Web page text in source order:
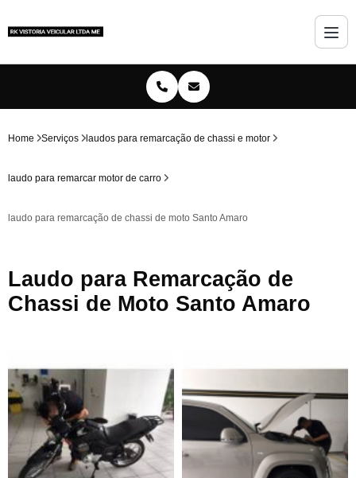
Home Serviços laudos para remarcação de chassi e motor
laudo para remarcar motor de carro
laudo para remarcação de chassi de moto Santo Amaro
Laudo para Remarcação de
Chassi de Moto Santo Amaro